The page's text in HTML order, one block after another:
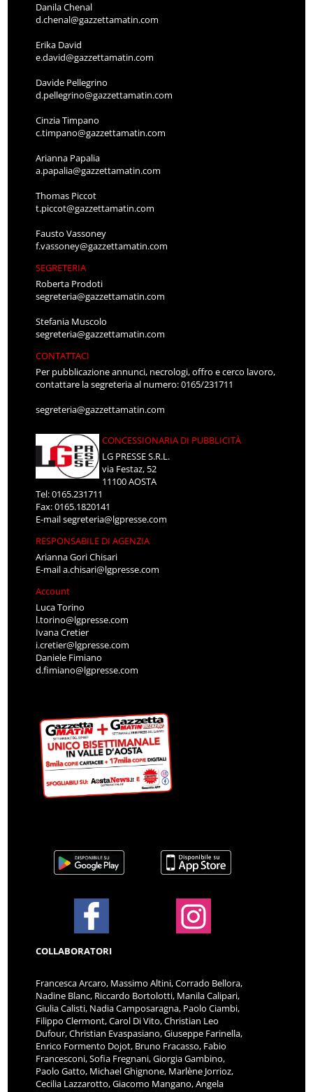
Danila Chenal
d.chenal@gazzettamatin.com
Erika David
e.david@gazzettamatin.com
Davide Pellegrino
d.pellegrino@gazzettamatin.com
Cinzia Timpano
c.timpano@gazzettamatin.com
Arianna Papalia
a.papalia@gazzettamatin.com
Thomas Piccot
t.piccot@gazzettamatin.com
Fausto Vassoney
f.vassoney@gazzettamatin.com
SEGRETERIA
Roberta Prodoti
segreteria@gazzettamatin.com
Stefania Muscolo
segreteria@gazzettamatin.com
CONTATTACI
Per pubblicazione annunci, necrologi, offro e cerco lavoro,
contattare la segreteria al numero: 0165/231711
segreteria@gazzettamatin.com
CONCESSIONARIA DI PUBBLICITÀ
LG PRESSE S.R.L.
via Festaz, 52
11100 AOSTA
Tel: 0165.231711
Fax: 0165.1820141
E-mailsegreteria@lgpresse.com
RESPONSABILE DI AGENZIA
Arianna Gori Chisari
E-maila.chisari@lgpresse.com
Account
Luca Torino
l.torino@lgpresse.com
Ivana Cretier
i.cretier@lgpresse.com
Daniele Fimiano
d.fimiano@lgpresse.com
COLLABORATORI
Francesca Arcaro, Massimo Altini, Corrado Bellora,
Nadine Blanc, Riccardo Bortolotti, Manila Calipari,
Giulia Calisti, Nadia Camposaragna, Paolo Ciambi,
Filippo Clermont, Carol Di Vito, Christian Leo
Dufour, Christian Evaspasiano, Giuseppe Farinella,
Enrico Formento Dojot, Bruno Fracasso, Fabio
Francesconi, Sofia Fregnani, Giorgia Gambino,
Paolo Gatto, Michael Ghignone, Marlène Jorrioz,
Cecilia Lazzarotto, Giacomo Mangano, Angela